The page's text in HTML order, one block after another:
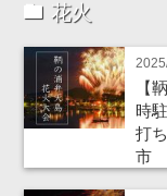
花火
【
時
打
市